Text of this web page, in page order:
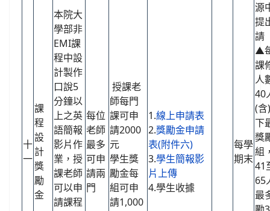
十
一
課
程
設
計
獎
勵
金
本院大
學部非
EMI課
程中設
計製作
口說5
分鐘以
上之英
語簡報
影片作
業，授
課老師
可以申
請課程
每位
老師
最多
可申
請兩
門
授課老
師每門
課可申
請2000
元
學生獎
勵金每
組可申
請1,000
1.線上申請表
2.獎勵金申請
表(附件六)
3.學生簡報影
片上傳
4.學生收據
每學
期末
源
提
請
▲
課
人
40
(含
下
獎
組
41
65
最